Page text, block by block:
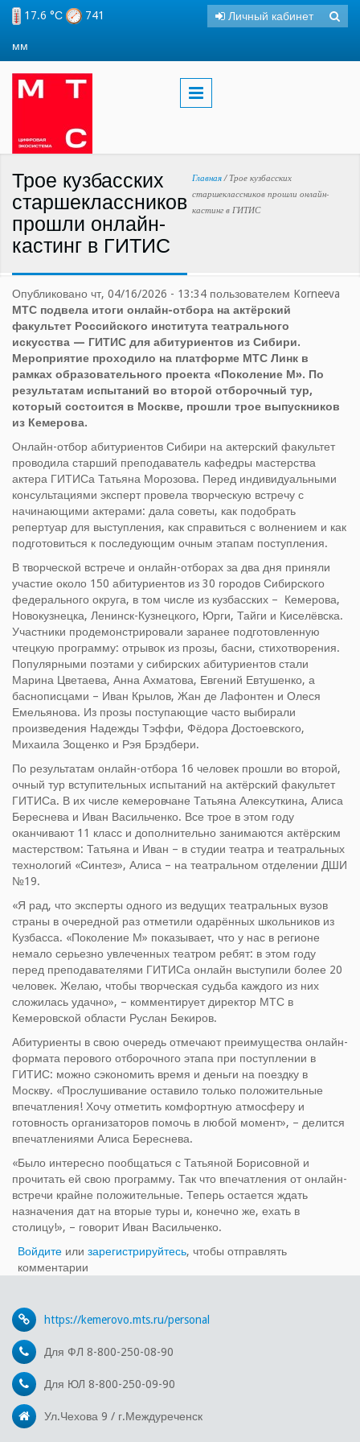
Перейти к основному содержанию
17.6 °С 741
мм
Личный кабинет Поиск
Трое кузбасских
старшеклассников
прошли онлайн-
кастинг в ГИТИС
Вы здесь
Главная /Трое кузбасских
старшеклассников прошли онлайн-
кастинг в ГИТИС
Опубликовано чт, 04/16/2026 - 13:34 пользователем Korneeva
МТС подвела итоги онлайн-отбора на актёрский
факультет Российского института театрального
искусства — ГИТИС для абитуриентов из Сибири.
Мероприятие проходило на платформе МТС Линк в
рамках образовательного проекта «Поколение М». По
результатам испытаний во второй отборочный тур,
который состоится в Москве, прошли трое выпускников
из Кемерова.
Онлайн-отбор абитуриентов Сибири на актерский факультет
проводила старший преподаватель кафедры мастерства
актера ГИТИСа Татьяна Морозова. Перед индивидуальными
консультациями эксперт провела творческую встречу с
начинающими актерами: дала советы, как подобрать
репертуар для выступления, как справиться с волнением и как
подготовиться к последующим очным этапам поступления.
В творческой встрече и онлайн-отборах за два дня приняли
участие около 150 абитуриентов из 30 городов Сибирского
федерального округа, в том числе из кузбасских – Кемерова,
Новокузнецка, Ленинск-Кузнецкого, Юрги, Тайги и Киселёвска.
Участники продемонстрировали заранее подготовленную
чтецкую программу: отрывок из прозы, басни, стихотворения.
Популярными поэтами у сибирских абитуриентов стали
Марина Цветаева, Анна Ахматова, Евгений Евтушенко, а
баснописцами – Иван Крылов, Жан де Лафонтен и Олеся
Емельянова. Из прозы поступающие часто выбирали
произведения Надежды Тэффи, Фёдора Достоевского,
Михаила Зощенко и Рэя Брэдбери.
По результатам онлайн-отбора 16 человек прошли во второй,
очный тур вступительных испытаний на актёрский факультет
ГИТИСа. В их числе кемеровчане Татьяна Алексуткина, Алиса
Береснева и Иван Васильченко. Все трое в этом году
оканчивают 11 класс и дополнительно занимаются актёрским
мастерством: Татьяна и Иван – в студии театра и театральных
технологий «Синтез», Алиса – на театральном отделении ДШИ
№19.
«Я рад, что эксперты одного из ведущих театральных вузов
страны в очередной раз отметили одарённых школьников из
Кузбасса. «Поколение М» показывает, что у нас в регионе
немало серьезно увлеченных театром ребят: в этом году
перед преподавателями ГИТИСа онлайн выступили более 20
человек. Желаю, чтобы творческая судьба каждого из них
сложилась удачно», – комментирует директор МТС в
Кемеровской области Руслан Бекиров.
Абитуриенты в свою очередь отмечают преимущества онлайн-
формата перового отборочного этапа при поступлении в
ГИТИС: можно сэкономить время и деньги на поездку в
Москву. «Прослушивание оставило только положительные
впечатления! Хочу отметить комфортную атмосферу и
готовность организаторов помочь в любой момент», – делится
впечатлениями Алиса Береснева.
«Было интересно пообщаться с Татьяной Борисовной и
прочитать ей свою программу. Так что впечатления от онлайн-
встречи крайне положительные. Теперь остается ждать
назначения дат на вторые туры и, конечно же, ехать в
столицу!», – говорит Иван Васильченко.
Войдите или зарегистрируйтесь, чтобы отправлять
комментарии
https://kemerovo.mts.ru/personal
Для ФЛ 8-800-250-08-90
Для ЮЛ 8-800-250-09-90
Ул.Чехова 9 / г.Междуреченск